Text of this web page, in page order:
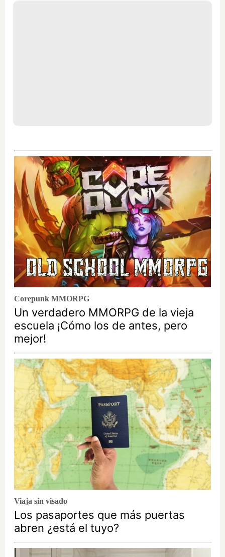
Corepunk MMORPG
Un verdadero MMORPG de la vieja
escuela ¡Cómo los de antes, pero
mejor!
Viaja sin visado
Los pasaportes que más puertas
abren ¿está el tuyo?